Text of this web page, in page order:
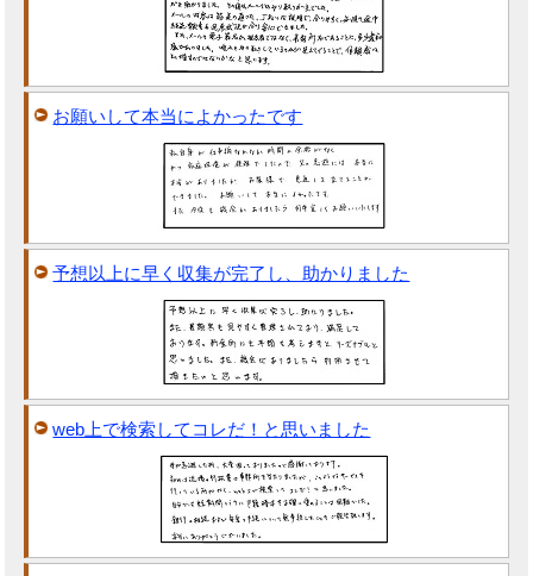
お願いして本当によかったです
予想以上に早く収集が完了し、助かりました
web上で検索してコレだ！と思いました